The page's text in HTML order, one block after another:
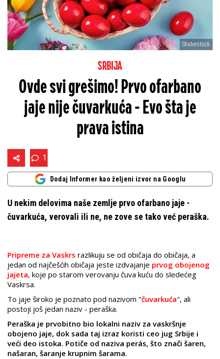
Shuterstock
SRBIJA
Ovde svi grešimo! Prvo ofarbano
jaje nije čuvarkuća - Evo šta je
prava istina
1
Dodaj Informer kao željeni izvor na Googlu
U nekim delovima naše zemlje prvo ofarbano jaje -
čuvarkuća, verovali ili ne, ne zove se tako već peraška.
Pripreme za Vaskrs razlikuju se od običaja do običaja, a
jedan od najčešćih običaja jeste izdvajanje prvog obojenog
jajeta, koje po starom verovanju čuva kuću do sledećeg
Vaskrsa.
To jaje široko je poznato pod nazivom "čuvarkuća", ali
postoji još jedan naziv - peraška.
Peraška je prvobitno bio lokalni naziv za vaskršnje
obojeno jaje, dok sada taj izraz koristi ceo jug Srbije i
veći deo istoka. Potiče od naziva perás, što znači šaren,
našaran, šaranje krupnim šarama.